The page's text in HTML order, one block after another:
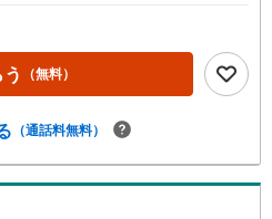
（無料）
（通話料無料）